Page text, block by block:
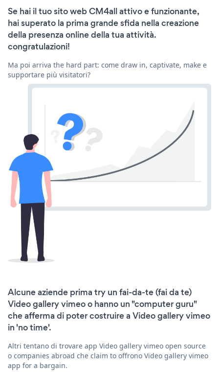
Se hai il tuo sito web CM4all attivo e funzionante,
hai superato la prima grande sfida nella creazione
della presenza online della tua attività.
congratulazioni!
Ma poi arriva the hard part: come draw in, captivate, make e
supportare più visitatori?
Alcune aziende prima try un fai-da-te (fai da te)
Video gallery vimeo o hanno un "computer guru"
che afferma di poter costruire a Video gallery vimeo
in 'no time'.
Altri tentano di trovare app Video gallery vimeo open source
o companies abroad che claim to offrono Video gallery vimeo
app for a bargain.